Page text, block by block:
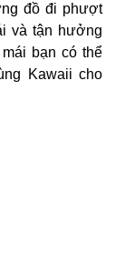
đồ đi phượt
và tận hưởng
bạn có thể
Kawaii cho